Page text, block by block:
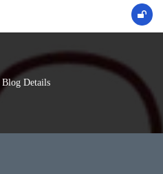
Blog Details